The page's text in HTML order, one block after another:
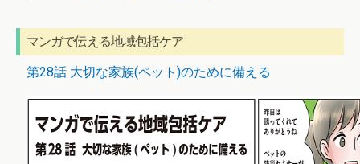
マンガで伝える地域包括ケア
第28話 大切な家族(ペット)のために備える